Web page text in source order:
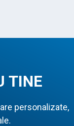
TINE
personalizate,